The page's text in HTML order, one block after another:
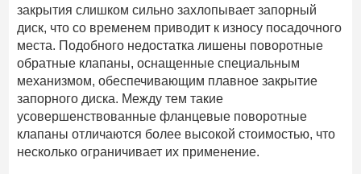
закрытия слишком сильно захлопывает запорный
диск, что со временем приводит к износу посадочного
места. Подобного недостатка лишены поворотные
обратные клапаны, оснащенные специальным
механизмом, обеспечивающим плавное закрытие
запорного диска. Между тем такие
усовершенствованные фланцевые поворотные
клапаны отличаются более высокой стоимостью, что
несколько ограничивает их применение.